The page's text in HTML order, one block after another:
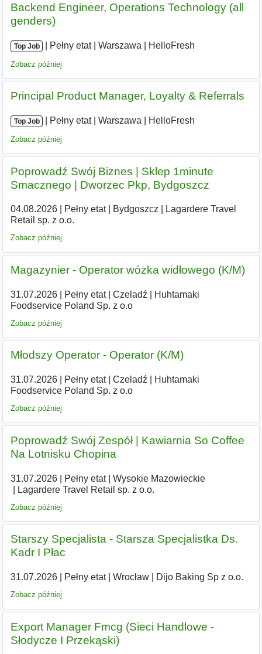
Backend Engineer, Operations Technology (all
genders)
Top Job Pełny etat| Warszawa HelloFresh
Zobacz później
Principal Product Manager, Loyalty & Referrals
Top Job Pełny etat| Warszawa HelloFresh
Zobacz później
Poprowadź Swój Biznes | Sklep 1minute
Smacznego | Dworzec Pkp, Bydgoszcz​
04.08.2026| Pełny etat| Bydgoszcz
Lagardere Travel
Retail sp. z o.o.
Zobacz później
Magazynier - Operator wózka widłowego (K/M)
31.07.2026| Pełny etat| Czeladź
Huhtamaki
Foodservice Poland Sp. z o.o
Zobacz później
Młodszy Operator - Operator (K/M)
31.07.2026| Pełny etat| Czeladź
Huhtamaki
Foodservice Poland Sp. z o.o
Zobacz później
Poprowadź Swój Zespół | Kawiarnia So Coffee
Na Lotnisku Chopina
31.07.2026| Pełny etat| Wysokie Mazowieckie|
Lagardere Travel Retail sp. z o.o.
Zobacz później
Starszy Specjalista - Starsza Specjalistka Ds.
Kadr I Płac
31.07.2026| Pełny etat| Wrocław| Dijo Baking Sp z o.o.
Zobacz później
Export Manager Fmcg (Sieci Handlowe -
Słodycze I Przekąski)